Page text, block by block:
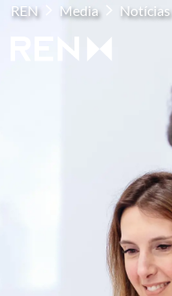
REN Media Notícias